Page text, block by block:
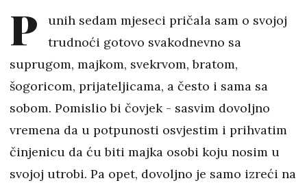
P
unih sedam mjeseci pričala sam o svojoj
trudnoći gotovo svakodnevno sa
suprugom, majkom, svekrvom, bratom,
šogoricom, prijateljicama, a često i sama sa
sobom. Pomislio bi čovjek - sasvim dovoljno
vremena da u potpunosti osvjestim i prihvatim
činjenicu da ću biti majka osobi koju nosim u
svojoj utrobi. Pa opet, dovoljno je samo izreći na